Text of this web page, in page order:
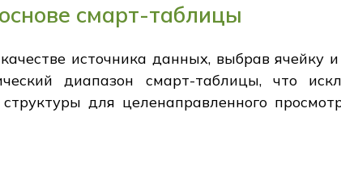
смарт-таблицы
источника данных, выбрав ячейку
диапазон смарт-таблицы, что
для целенаправленного